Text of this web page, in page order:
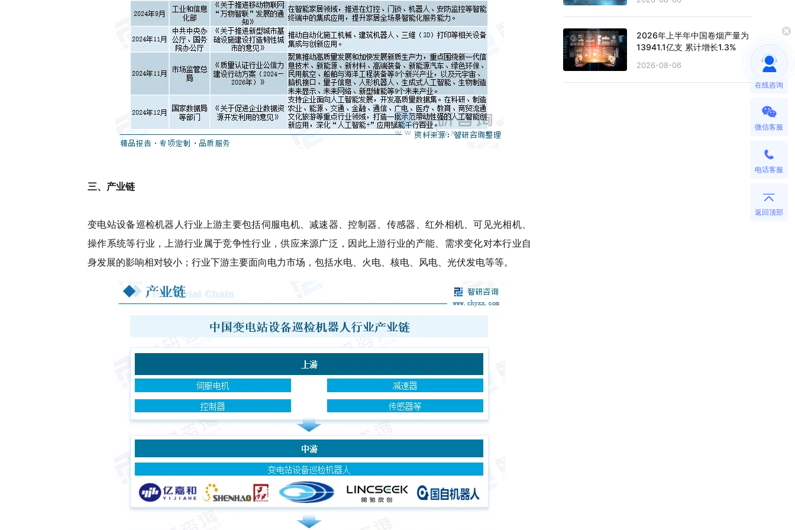
三、产业链
变电站设备巡检机器人行业上游主要包括伺服电机、减速器、控制器、传感器、红外相机、可见光相机、
操作系统等行业，上游行业属于竞争性行业，供应来源广泛，因此上游行业的产能、需求变化对本行业自
身发展的影响相对较小；行业下游主要面向电力市场，包括水电、火电、核电、风电、光伏发电等等。
2026年上半年中国卷烟产量为
13941.1亿支 累计增长1.3%
2026-08-06
在线咨询
微信客服
电话客服
返回顶部